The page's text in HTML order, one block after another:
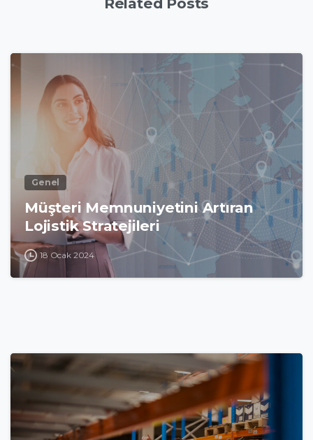
Genel
Müşteri Memnuniyetini Artıran
Lojistik Stratejileri
18 Ocak 2024